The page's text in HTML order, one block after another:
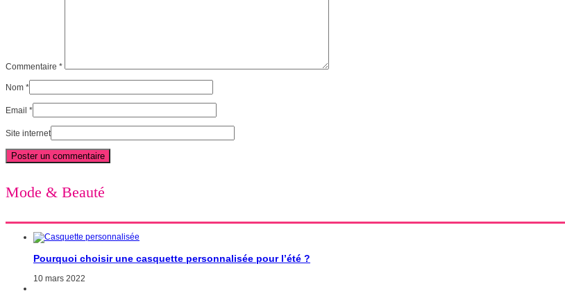
Commentaire *
Nom *
Email *
Site internet
Mode & Beauté
Pourquoi choisir une casquette personnalisée pour l’été ?
10 mars 2022